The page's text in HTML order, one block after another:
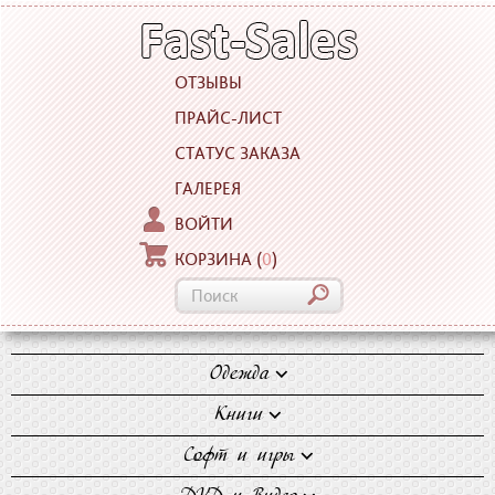
ОТЗЫВЫ
ПРАЙС-ЛИСТ
СТАТУС ЗАКАЗА
ГАЛЕРЕЯ
ВОЙТИ
КОРЗИНА(0)
Одежда
Блузки
Джинсы
Майки
Книги
Художественная
литература
Софт и игры